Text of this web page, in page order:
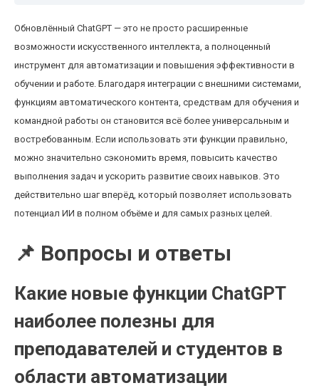
Обновлённый ChatGPT — это не просто расширенные
возможности искусственного интеллекта, а полноценный
инструмент для автоматизации и повышения эффективности в
обучении и работе. Благодаря интеграции с внешними системами,
функциям автоматического контента, средствам для обучения и
командной работы он становится всё более универсальным и
востребованным. Если использовать эти функции правильно,
можно значительно сэкономить время, повысить качество
выполнения задач и ускорить развитие своих навыков. Это
действительно шаг вперёд, который позволяет использовать
потенциал ИИ в полном объёме и для самых разных целей.
📌 Вопросы и ответы
Какие новые функции ChatGPT
наиболее полезны для
преподавателей и студентов в
области автоматизации